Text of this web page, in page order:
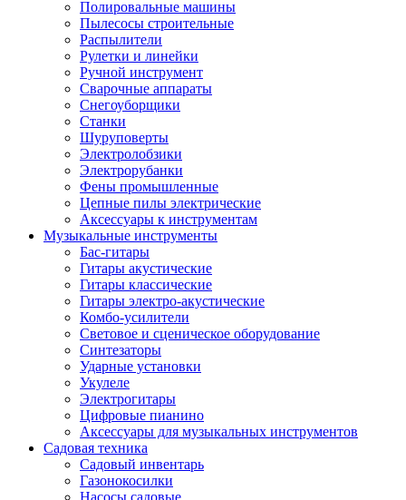
Полировальные машины
Пылесосы строительные
Распылители
Рулетки и линейки
Ручной инструмент
Сварочные аппараты
Снегоуборщики
Станки
Шуруповерты
Электролобзики
Электрорубанки
Фены промышленные
Цепные пилы электрические
Аксессуары к инструментам
Музыкальные инструменты
Бас-гитары
Гитары акустические
Гитары классические
Гитары электро-акустические
Комбо-усилители
Световое и сценическое оборудование
Синтезаторы
Ударные установки
Укулеле
Электрогитары
Цифровые пианино
Аксессуары для музыкальных инструментов
Садовая техника
Садовый инвентарь
Газонокосилки